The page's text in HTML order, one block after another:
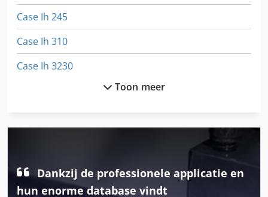
Case Ih 245
Case Ih 310
Case Ih 3230
Case Ih 5400
Case Ih 7120
Toon meer
Dankzij de professionele applicatie en
hun enorme database vindt